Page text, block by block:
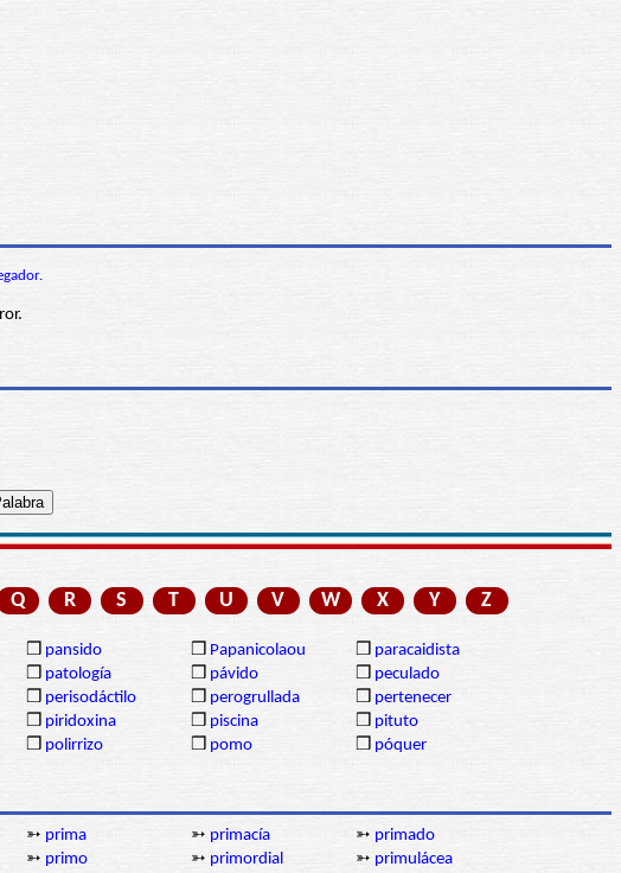
Q R S T U V W X Y Z
❒ pansido ❒ Papanicolaou ❒ paracaidista
❒ patología ❒ pávido ❒ peculado
❒ perisodáctilo ❒ perogrullada ❒ pertenecer
❒ piridoxina ❒ piscina ❒ pituto
❒ polirrizo ❒ pomo ❒ póquer
➳ prima ➳ primacía ➳ primado
➳ primo ➳ primordial ➳ primulácea